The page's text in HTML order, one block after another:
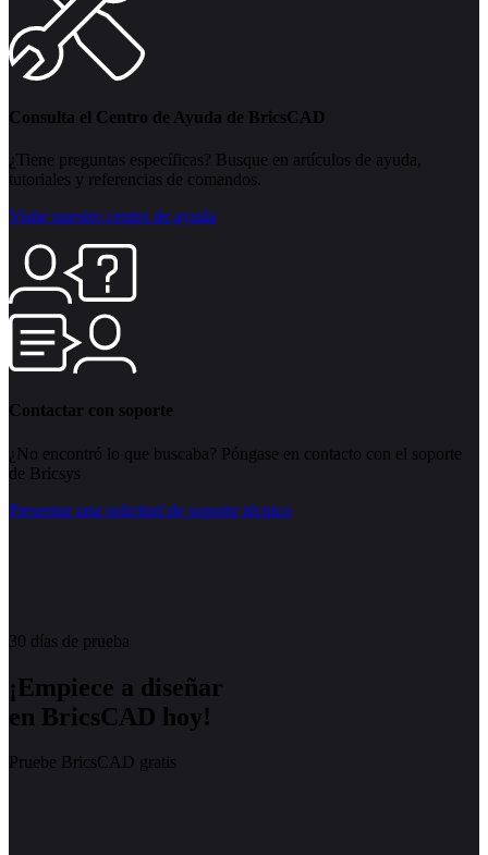
Consulta el Centro de Ayuda de BricsCAD
¿Tiene preguntas específicas? Busque en artículos de ayuda,
tutoriales y referencias de comandos.
Visite nuestro centro de ayuda
Contactar con soporte
¿No encontró lo que buscaba? Póngase en contacto con el soporte
de Bricsys
Presentar una solicitud de soporte técnico
30 días de prueba
¡Empiece a diseñar
en BricsCAD hoy!
Pruebe BricsCAD gratis